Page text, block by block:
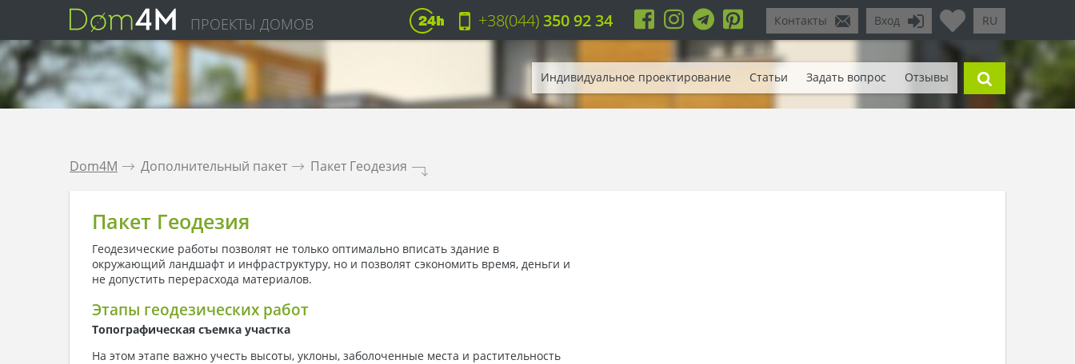
ПРОЕКТЫ ДОМОВ RU
Вход
Контакты
+38(044)350 92 34
Индивидуальное проектирование Статьи Задать вопрос Отзывы
Dom4M . Дополнительный пакет . Пакет Геодезия .
Пакет Геодезия
Геодезические работы позволят не только оптимально вписать здание в
окружающий ландшафт и инфраструктуру, но и позволят сэкономить время, деньги и
не допустить перерасхода материалов.
Этапы геодезических работ
Топографическая съемка участка
На этом этапе важно учесть высоты, уклоны, заболоченные места и растительность